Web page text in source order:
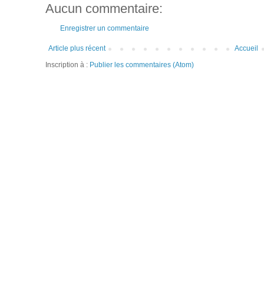
Aucun commentaire:
Enregistrer un commentaire
Article plus récent
Accueil
Inscription à : Publier les commentaires (Atom)